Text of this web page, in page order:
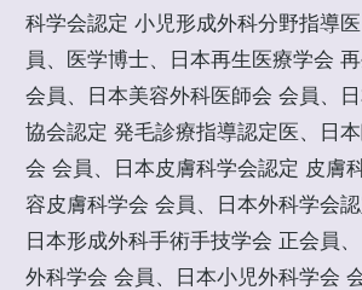
科学会認定 小児形成外科分野指導
員、医学博士、日本再生医療学会
会員、日本美容外科医師会 会員、
協会認定 発毛診療指導認定医、日
会 会員、日本皮膚科学会認定 皮膚
容皮膚科学会 会員、日本外科学会認
日本形成外科手術手技学会 正会員
外科学会 会員、日本小児外科学会